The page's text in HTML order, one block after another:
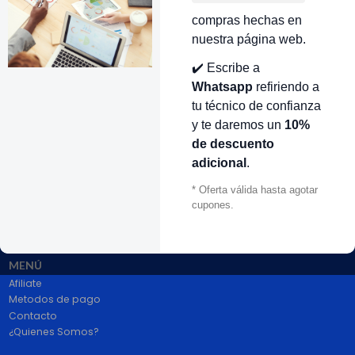
compras hechas en
nuestra página web.
✔️ Escribe a
Whatsapp refiriendo a
tu técnico de confianza
y te daremos un 10%
de descuento
adicional .
* Oferta válida hasta agotar
cupones.
VOLVER ARRIBA
# 1 en Repuestos Electrodomésticos En Colombia.
100% pago seguro PayPal Certificado. Entrega 1 a 2 dias.
MENÚ
Afiliate
Metodos de pago
Contacto
¿Quienes Somos?